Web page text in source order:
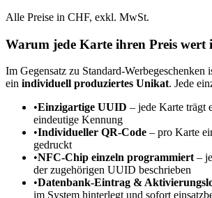
Alle Preise in CHF, exkl. MwSt.
Warum jede Karte ihren Preis wert
Im Gegensatz zu Standard-Werbegeschenken
ein individuell produziertes Unikat. Jede
•Einzigartige UUID – jede Karte trägt
eindeutige Kennung
•Individueller QR-Code – pro Karte
gedruckt
•NFC-Chip einzeln programmiert–
der zugehörigen UUID beschrieben
•Datenbank-Eintrag &
im System hinterlegt und sofort